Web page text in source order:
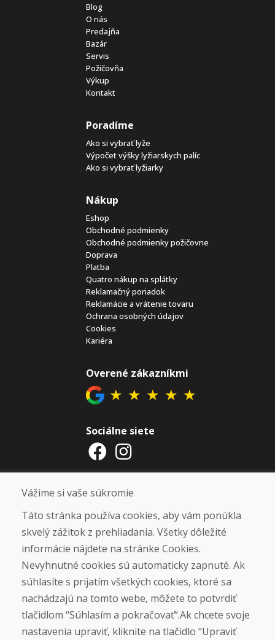
Blog
O nás
Predajňa
Bazár
Servis
Požičovňa
Výkup
Kontakt
Poradíme
Ako si vybrať lyže
Výpočet výšky lyžiarskych palíc
Ako si vybrať lyžiarky
Nákup
Eshop
Obchodné podmienky
Obchodné podmienky požičovne
Doprava
Platba
Quatro nákup na splátky
Reklamačný poriadok
Reklamácie a vrátenie tovaru
Ochrana osobných údajov
Cookies
Kariéra
Overené zákazníkmi
★ ★ ★ ★ ★
Sociálne siete
Otváracie hodiny
UKONČENÁ. ĎAKUJEME VÁM ZA
PRIAZEŇ A TEŠÍME SA NA VÁS OPÄŤ
OD 14. 9. 2026.
Nájsť na Google mape
Vážime si vaše súkromie
Táto stránka používa cookies, aby vám ponúkla
skvelý zážitok z prehliadania. Všetky dôležité
informácie nájdete na stránke Cookies.
Nevyhnutné cookies sú automaticky zapnuté. Ak
súhlasíte s prijatím všetkých cookies, ktoré sa
nachádzajú na tomto webe, môžete to potvrdiť
tlačidlom “Súhlasím a pokračovať“.Ak chcete svoje
nastavenia upraviť, kliknite na tlačidlo “Upraviť